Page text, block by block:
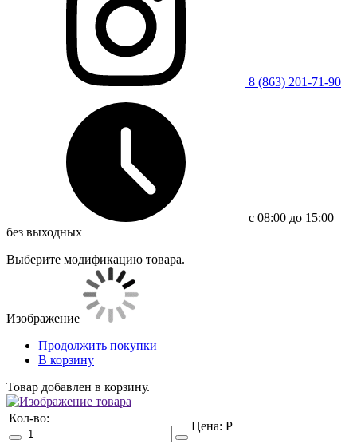
8 (863) 201-71-90
c 08:00 до 15:00
без выходных
Выберите модификацию товара.
Изображение
Продолжить покупки
В корзину
Товар добавлен в корзину.
Кол-во:
Цена: Р